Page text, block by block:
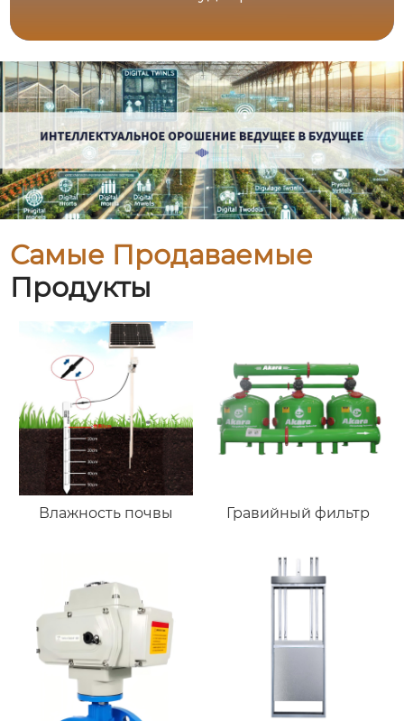
Самые Продаваемые
Продукты
Влажность почвы Гравийный фильтр